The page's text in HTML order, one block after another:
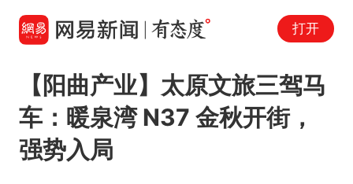
打开
【阳曲产业】太原文旅三驾马
车：暖泉湾 N37 金秋开街，
强势入局